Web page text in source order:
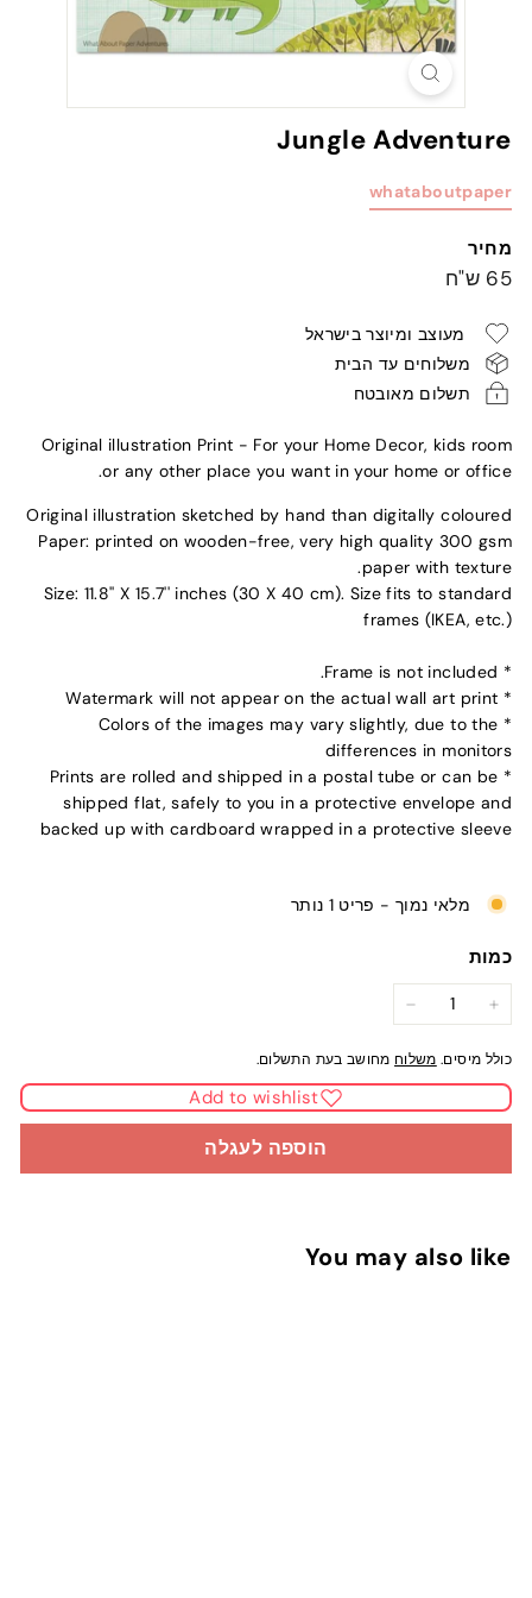
Jungle Adventure
whataboutpaper
מחיר
מחיר
65 ש"ח
מעוצב ומיוצר בישראל
משלוחים עד הבית
תשלום מאובטח
Original illustration Print - For your Home Decor, kids room
or any other place you want in your home or office.
Original illustration sketched by hand than digitally coloured
Paper: printed on wooden-free, very high quality 300 gsm
paper with texture.
Size: 11.8'' X 15.7'' inches (30 X 40 cm). Size fits to standard
frames (IKEA, etc.)
* Frame is not included.
* Watermark will not appear on the actual wall art print
* Colors of the images may vary slightly, due to the
differences in monitors
* Prints are rolled and shipped in a postal tube or can be
shipped flat, safely to you in a protective envelope and
backed up with cardboard wrapped in a protective sleeve
מלאי נמוך - פריט 1 נותר
כמות
כולל מיסים. משלוח מחושב בעת התשלום.
Add to wishlist
הוספה לעגלה
You may also like